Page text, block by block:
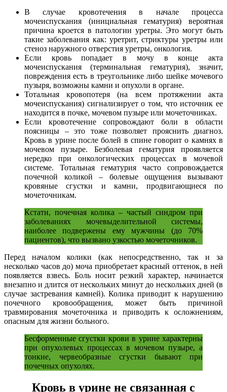
В случае кровотечения в начале процесса
мочеиспускания (инициальная гематурия) вероятная
причина кроется в патологии уретры. Это могут быть
такие заболевания как: уретрит, стриктуры уретры или
стеноз наружного отверстия уретры, онкология.
Если кровь попадает в мочу в конце акта
мочеиспускания (терминальная гематурия), значит,
повреждения есть в треугольнике либо шейке мочевого
пузыря, возможны камни и опухоли в органе.
Тотальная кровопотеря (на всем протяжении акта
мочеиспускания) сигнализирует о том, что источник ее
находится в почке, мочевом пузыре или мочеточниках.
Если кровотечение сопровождают боли в области
поясницы – это тоже позволяет прояснить диагноз.
Кровь в урине после болей в спине говорит о камнях в
мочевом пузыре. Безболевая гематурия проявляется
нередко при онкологических процессах в мочевой
системе. Тотальная гематурия часто сопровождается
почечной коликой – болевые ощущения вызывают
кровяные сгустки и камни, продвигающиеся по
мочеточникам.
Кстати, почечная колика – частый синдром при
заболеваниях мочевыделительной системы,
наиболее подвержены ему мужчины (до 70%
пациентов), что вызвано узкостью мочеточников.
Перед началом колики (как непосредственно, так и за
несколько часов до) моча приобретает красный оттенок, в ней
появляется взвесь. Боль носит резкий характер, начинается
внезапно и длится от нескольких минут до нескольких дней (в
случае застревания камней). Колика приводит к нарушению
почечного кровообращения, может быть причиной
травмирования мочеточника и приводить к осложнениям,
опасным для жизни больного.
Бесформенные сгустки крови в урине характерны
при опухолевых процессах в мочевом пузыре, а
тонкие, червеобразные сгустки бывают при
почечных опухолях.
Кровь в урине не связанная с